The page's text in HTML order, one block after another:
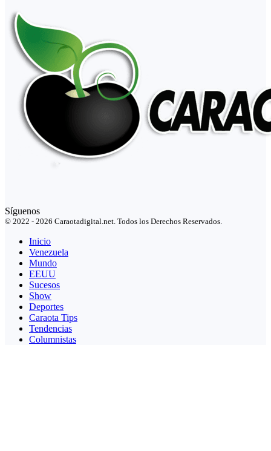
Síguenos
© 2022 - 2026 Caraotadigital.net. Todos los Derechos Reservados.
Inicio
Venezuela
Mundo
EEUU
Sucesos
Show
Deportes
Caraota Tips
Tendencias
Columnistas